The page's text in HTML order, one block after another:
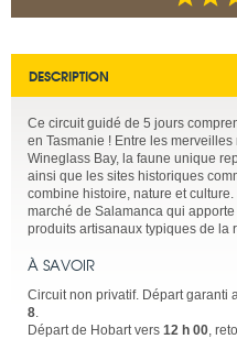
DESCRIPTION
Ce circuit guidé de 5 jours
en Tasmanie ! Entre les
Wineglass Bay, la faune unique
ainsi que les sites historiques
combine histoire, nature et
marché de Salamanca qui
produits artisanaux typiques de la
À SAVOIR
Circuit non privatif. Départ garanti
8.
Départ de Hobart vers 12 h 00,